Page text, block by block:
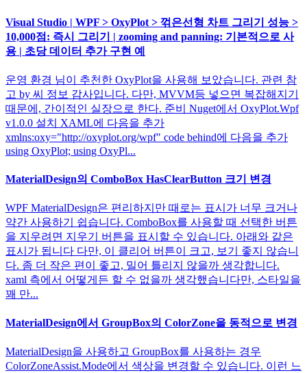
Visual Studio | WPF > OxyPlot > 꺾은선형 차트 그리기 성능 >
10,000점: 즉시 그리기 | zooming and panning: 기본적으로 사
용 | 초당 데이터 추가 구현 예
운영 환경 님이 추천한 OxyPlot을 사용해 보았습니다. 관련 참
고 by 씨 정보 감사입니다. 다만, MVVM등 넣으면 복잡해지기
때문에, 간이적인 실장으로 한다. 준비 Nuget에서 OxyPlot.Wpf
v1.0.0 설치 XAML에 다음을 추가
xmlns:oxy="http://oxyplot.org/wpf" code behind에 다음을 추가
using OxyPlot; using OxyPl...
MaterialDesign의 ComboBox HasClearButton 크기 변경
WPF MaterialDesign은 편리하지만 때로는 표시가 너무 크거나
약간 사용하기 쉽습니다. ComboBox를 사용할 때 선택한 버튼
을 지우려면 지우기 버튼을 표시할 수 있습니다. 아래와 같은
표시가 됩니다 다만, 이 클리어 버튼이 크고, 보기 좋지 않습니
다. 좀 더 작은 편이 좋고, 밀어 틀리지 않을까 생각합니다.
xaml 측에서 어떻게든 할 수 없을까 생각했습니다만, 스타일을
꽤 만...
MaterialDesign에서 GroupBox의 ColorZone을 동적으로 변경
MaterialDesign을 사용하고 GroupBox를 사용하는 경우
ColorZoneAssist.Mode에서 색상을 변경할 수 있습니다. 이런 느